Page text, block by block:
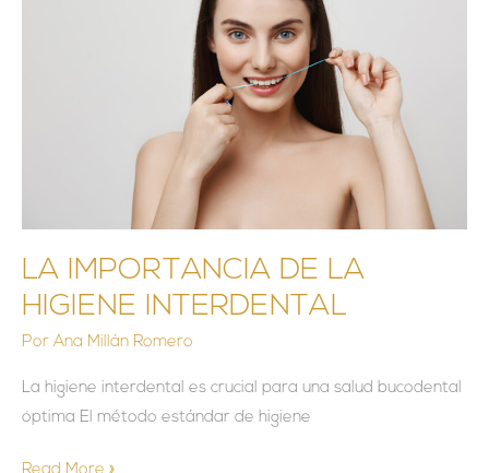
LA IMPORTANCIA DE LA
HIGIENE INTERDENTAL
Por Ana Millán Romero
La higiene interdental es crucial para una salud bucodental
óptima El método estándar de higiene